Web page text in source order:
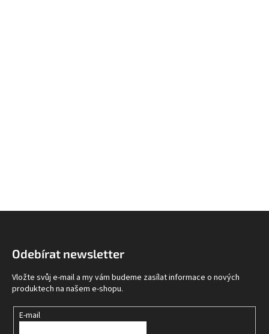
Odebírat newsletter
Vložte svůj e-mail a my vám budeme zasílat informace o nových
produktech na našem e-shopu.
E-mail